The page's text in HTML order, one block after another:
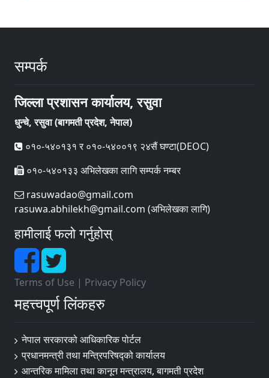
सम्पर्क
जिल्ला प्रशासन कार्यालय, रसुवा
धुन्चे, रसुवा (बागमती प्रदेश, नेपाल)
०१०-५४०१३१ र ०१०-५४००१९ २४सैं घण्टा(DEOC)
०१०-५४०१३३ अभिलेखका लागि सम्पर्क नम्बर
rasuwadao@gmail.com
rasuwa.abhilekh@gmail.com (अभिलेखका लागि)
हामीलाई फलो गर्नुहोस्
Terms of Use | Privacy Policy
महत्त्वपूर्ण लिंकहरु
नेपाल सरकारको आधिकारिक पोर्टल
प्रधानमन्त्री तथा मन्त्रिपरिषद्‍को कार्यालय
आन्तरिक मामिला तथा कानून मन्त्रालय, बागमती प्रदेश